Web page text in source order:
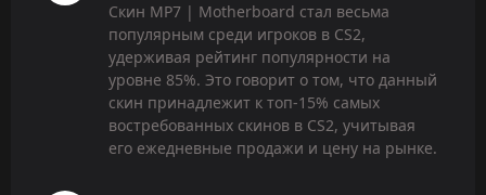
Скин MP7 | Motherboard стал весьма
популярным среди игроков в CS2,
удерживая рейтинг популярности на
уровне 85%. Это говорит о том, что данный
скин принадлежит к топ-15% самых
востребованных скинов в CS2, учитывая
его ежедневные продажи и цену на рынке.